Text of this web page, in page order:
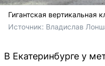
Гигантская вертикальная
Источник: Владислав
В Екатеринбурге у